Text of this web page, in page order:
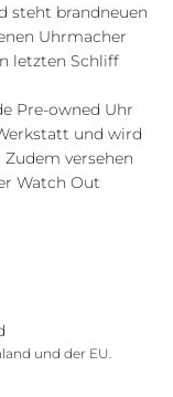
steht brandneuen
Uhrmacher
letzten Schliff
Pre-owned Uhr
und wird
versehen
Watch Out
und der EU.